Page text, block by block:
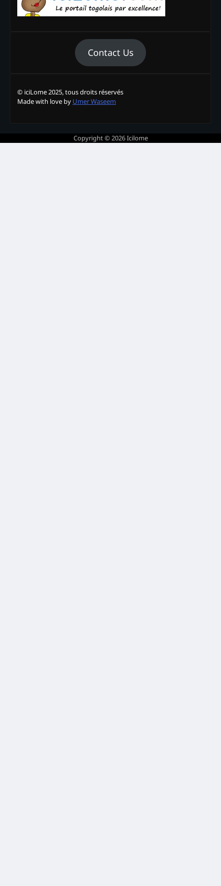
Contact Us
© iciLome 2025, tous droits réservés
Made with love by Umer Waseem
Copyright © 2026Icilome